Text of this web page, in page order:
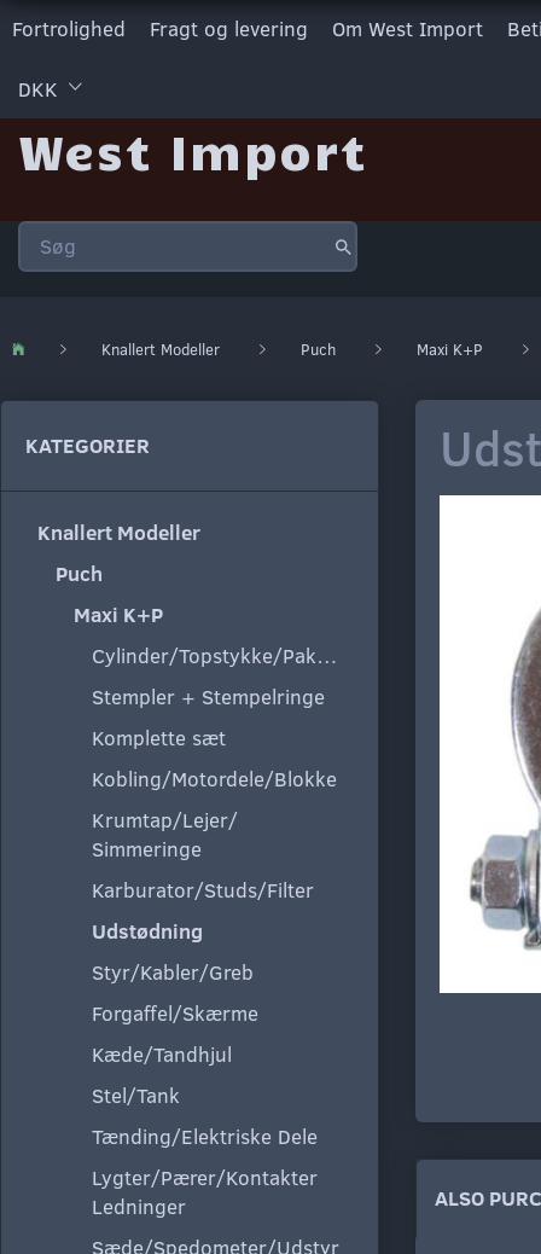
Fortrolighed Fragt og levering Om West Import
DKK
West Import
Knallert Modeller Puch Maxi K+P
KATEGORIER
Knallert Modeller
Puch
Maxi K+P
Cylinder/Topstykke/Pakning
Stempler + Stempelringe
Komplette sæt
Kobling/Motordele/Blokke
Krumtap/Lejer/
Simmeringe
Karburator/Studs/Filter
Udstødning
Styr/Kabler/Greb
Forgaffel/Skærme
Kæde/Tandhjul
Stel/Tank
Tænding/Elektriske Dele
Lygter/Pærer/Kontakter
Ledninger
Sæde/Spedometer/Udstyr
ALSO